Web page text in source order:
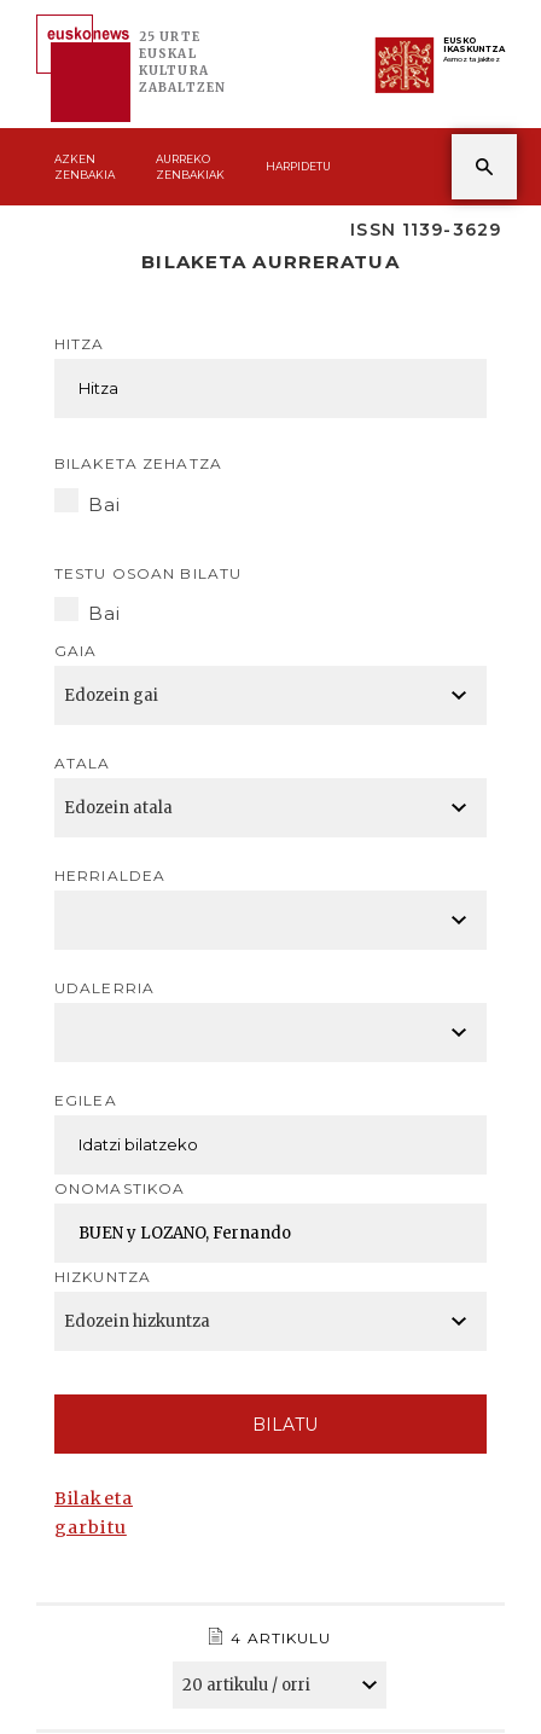
25 URTE
EUSKAL
KULTURA
ZABALTZEN
EUSKO
IKASKUNTZA
Asmoz ta jakitez
AZKEN
ZENBAKIA
AURREKO
ZENBAKIAK
HARPIDETU
ISSN 1139-3629
BILAKETA AURRERATUA
HITZA
BILAKETA ZEHATZA
Bai
TESTU OSOAN BILATU
Bai
GAIA
ATALA
HERRIALDEA
UDALERRIA
EGILEA
ONOMASTIKOA
HIZKUNTZA
BILATU
Bilaketa
garbitu
4 ARTIKULU